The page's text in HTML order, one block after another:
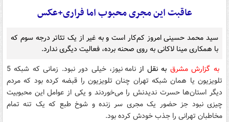
عاقبت این مجری محبوب اما فراری+عکس
سید محمد حسینی امروز کم‌کار است و به غیر از یک تئاتر درجه سوم که
با همکاری مینا لاکانی به روی صحنه برده، فعالیت دیگری ندارد.
به گزارش مشرق به نقل از
نامه نیوز، خیلی دور نبود. زمانی که شبکه 5
تلویزیون یا همان شبکه تهران چنان تلویزیون را قبضه کرده بود که مردم
دیگر استان‌ها حسرت ندیدنش را می‌خوردند و یکی از عوامل این محبوبیت
چیزی نبود جز حضور یک مجری سر زنده و شوخ طبع که یک تنه تمام
مخاطبان تهرانی را جذب خودش کرده بود.